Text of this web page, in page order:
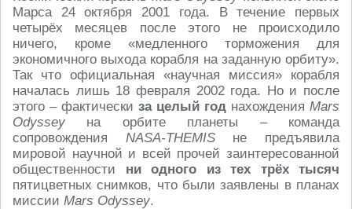
Марса 24 октября 2001 года. В течение первых
четырёх месяцев после этого не происходило
ничего, кроме «медленного торможения для
экономичного выхода корабля на заданную орбиту».
Так что официальная «научная миссия» корабля
началась лишь 18 февраля 2002 года. Но и после
этого – фактически за целый год нахождения Mars
Odyssey на орбите планеты – команда
сопровождения NASA-THEMISне предъявила
мировой научной и всей прочей заинтересованной
общественности ни одного из тех трёх тысяч
пятицветных снимков, что были заявлены в планах
миссии Mars Odyssey.